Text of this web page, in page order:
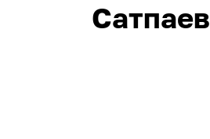
Сатпаев